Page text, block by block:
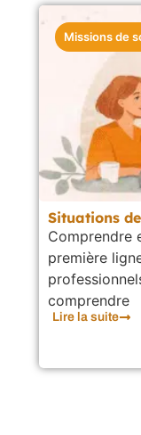
Missions de
Situations
Comprendre
première
comprendre
Lire la suite